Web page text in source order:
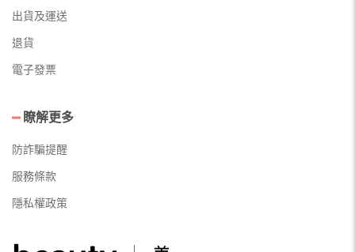
出貨及運送
退貨
電子發票
瞭解更多
防詐騙提醒
服務條款
隱私權政策